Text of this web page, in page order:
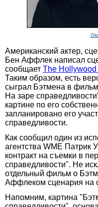
Американский актер,
Бен Аффлек написал
сообщает The Hollywood
Таким образом, есть
сыграл Бэтмена в
На заре
картине по его
запланировано его
справедливости.
Как сообщил один из
агентства WME Патрик
контракт на съемки в
справедливости". Не
отдельный фильм о
Аффлеком сценария на
Напомним, картина